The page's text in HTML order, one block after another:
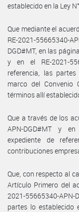
establecido en la Ley
Que mediante el
RE-2021-55665340-
DGD#MT, en las
y en el RE-2021-
referencia, las
marco del Convenio
términos allí
Que a través de los
APN-DGD#MT y en
expediente de
contribuciones
Que, con respecto al
Artículo Primero del
2021-55665340-
partes lo establecido